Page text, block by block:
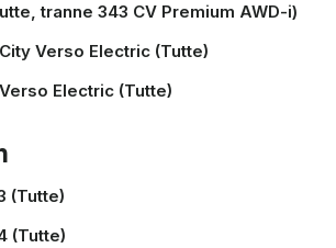
tranne 343 CV Premium AWD-i)
Verso Electric (Tutte)
Electric (Tutte)
(Tutte)
(Tutte)